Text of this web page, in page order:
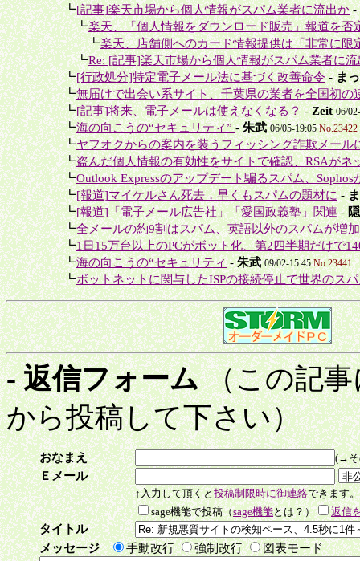
＋┗[記事]楽天市場から個人情報がスパム業者に流出か-
＋＋┗楽天、「個人情報をダウンロード販売」報道を否
＋＋＋┗楽天、店舗側へのカード情報提供は「非常に限
＋＋┗Re: [記事]楽天市場から個人情報がスパム業者に
＋┗[行政処分]特定電子メール法に基づく改善命令-ま
＋┗無届けで出会い系サイト、千葉県の業者を全国初の
＋┗[記事]将来、電子メールは使えなくなる？-Zeit 06/
＋┗海の向こうの“セキュリティ”-朱武 06/05-19:05No.23422
＋┗ヤフオクからの案内を装うフィッシング詐欺メール
＋┗盗んだ個人情報の有効性をサイトで確認、RSAがネ
＋┗Outlook Expressのアップデート騙るスパム、Sophos
＋┗[報道]マイケルさん死去，早くもスパムの題材に-
＋┗[報道]「電子メール広告社」「愛国政義塾」関連-
＋┗全メールの約9割はスパム、英語以外のスパムが増加
＋┗1日15万台以上のPCがボット化、第2四半期だけで
＋┗海の向こうの“セキュリティ-朱武 09/02-15:45No.23441
＋┗ボットネットに関与したISPの接続停止で世界のス
- 返信フォーム（この記事
から投稿して下さい）
おなまえ (→そ
Ｅメール
↑入力して頂くと投稿制限時に御連絡できます。
sage機能で投稿（sage機能とは？） 返信
タイトル
メッセージ
手動改行 強制改行 図表モード